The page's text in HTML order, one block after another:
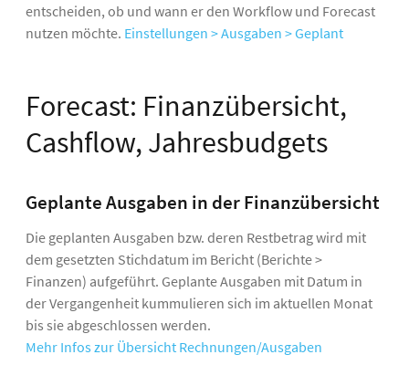
entscheiden, ob und wann er den Workflow und Forecast
nutzen möchte. Einstellungen > Ausgaben > Geplant
Forecast: Finanzübersicht,
Cashflow, Jahresbudgets
Geplante Ausgaben in der Finanzübersicht
Die geplanten Ausgaben bzw. deren Restbetrag wird mit
dem gesetzten Stichdatum im Bericht (Berichte >
Finanzen) aufgeführt. Geplante Ausgaben mit Datum in
der Vergangenheit kummulieren sich im aktuellen Monat
bis sie abgeschlossen werden.
Mehr Infos zur Übersicht Rechnungen/Ausgaben